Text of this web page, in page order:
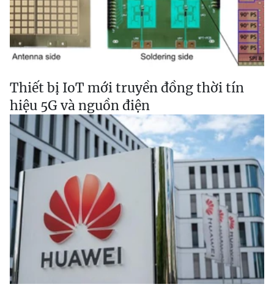
Thiết bị IoT mới truyền đồng thời tín
hiệu 5G và nguồn điện